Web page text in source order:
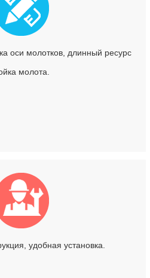
оси молотков, длинный ресурс
молота.
удобная установка.